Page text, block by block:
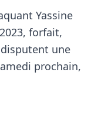
Yassine
forfait,
une
prochain,